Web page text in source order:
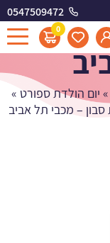
0547509472
0
סבון -
» יום הולדת ספורט »
– מכבי תל אביב